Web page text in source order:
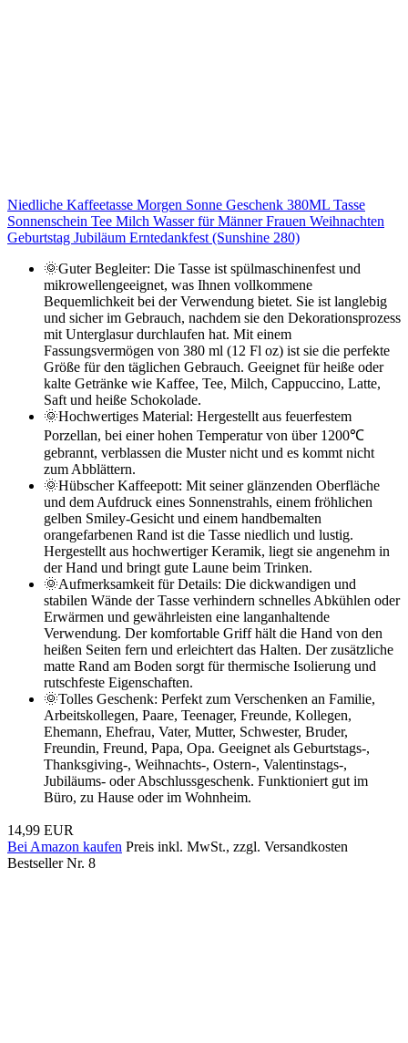
Niedliche Kaffeetasse Morgen Sonne Geschenk 380ML Tasse
Sonnenschein Tee Milch Wasser für Männer Frauen Weihnachten
Geburtstag Jubiläum Erntedankfest (Sunshine 280)
🌞Guter Begleiter: Die Tasse ist spülmaschinenfest und
mikrowellengeeignet, was Ihnen vollkommene
Bequemlichkeit bei der Verwendung bietet. Sie ist langlebig
und sicher im Gebrauch, nachdem sie den Dekorationsprozess
mit Unterglasur durchlaufen hat. Mit einem
Fassungsvermögen von 380 ml (12 Fl oz) ist sie die perfekte
Größe für den täglichen Gebrauch. Geeignet für heiße oder
kalte Getränke wie Kaffee, Tee, Milch, Cappuccino, Latte,
Saft und heiße Schokolade.
🌞Hochwertiges Material: Hergestellt aus feuerfestem
Porzellan, bei einer hohen Temperatur von über 1200℃
gebrannt, verblassen die Muster nicht und es kommt nicht
zum Abblättern.
🌞Hübscher Kaffeepott: Mit seiner glänzenden Oberfläche
und dem Aufdruck eines Sonnenstrahls, einem fröhlichen
gelben Smiley-Gesicht und einem handbemalten
orangefarbenen Rand ist die Tasse niedlich und lustig.
Hergestellt aus hochwertiger Keramik, liegt sie angenehm in
der Hand und bringt gute Laune beim Trinken.
🌞Aufmerksamkeit für Details: Die dickwandigen und
stabilen Wände der Tasse verhindern schnelles Abkühlen oder
Erwärmen und gewährleisten eine langanhaltende
Verwendung. Der komfortable Griff hält die Hand von den
heißen Seiten fern und erleichtert das Halten. Der zusätzliche
matte Rand am Boden sorgt für thermische Isolierung und
rutschfeste Eigenschaften.
🌞Tolles Geschenk: Perfekt zum Verschenken an Familie,
Arbeitskollegen, Paare, Teenager, Freunde, Kollegen,
Ehemann, Ehefrau, Vater, Mutter, Schwester, Bruder,
Freundin, Freund, Papa, Opa. Geeignet als Geburtstags-,
Thanksgiving-, Weihnachts-, Ostern-, Valentinstags-,
Jubiläums- oder Abschlussgeschenk. Funktioniert gut im
Büro, zu Hause oder im Wohnheim.
14,99 EUR
Bei Amazon kaufen Preis inkl. MwSt., zzgl. Versandkosten
Bestseller Nr. 8